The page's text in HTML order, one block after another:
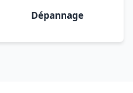
Dépannage